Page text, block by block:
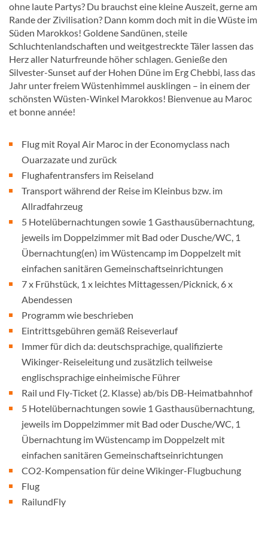
ohne laute Partys? Du brauchst eine kleine Auszeit, gerne am
Rande der Zivilisation? Dann komm doch mit in die Wüste im
Süden Marokkos! Goldene Sandünen, steile
Schluchtenlandschaften und weitgestreckte Täler lassen das
Herz aller Naturfreunde höher schlagen. Genieße den
Silvester-Sunset auf der Hohen Düne im Erg Chebbi, lass das
Jahr unter freiem Wüstenhimmel ausklingen – in einem der
schönsten Wüsten-Winkel Marokkos! Bienvenue au Maroc
et bonne année!
Flug mit Royal Air Maroc in der Economyclass nach
Ouarzazate und zurück
Flughafentransfers im Reiseland
Transport während der Reise im Kleinbus bzw. im
Allradfahrzeug
5 Hotelübernachtungen sowie 1 Gasthausübernachtung,
jeweils im Doppelzimmer mit Bad oder Dusche/WC, 1
Übernachtung(en) im Wüstencamp im Doppelzelt mit
einfachen sanitären Gemeinschaftseinrichtungen
7 x Frühstück, 1 x leichtes Mittagessen/Picknick, 6 x
Abendessen
Programm wie beschrieben
Eintrittsgebühren gemäß Reiseverlauf
Immer für dich da: deutschsprachige, qualifizierte
Wikinger-Reiseleitung und zusätzlich teilweise
englischsprachige einheimische Führer
Rail und Fly-Ticket (2. Klasse) ab/bis DB-Heimatbahnhof
5 Hotelübernachtungen sowie 1 Gasthausübernachtung,
jeweils im Doppelzimmer mit Bad oder Dusche/WC, 1
Übernachtung im Wüstencamp im Doppelzelt mit
einfachen sanitären Gemeinschaftseinrichtungen
CO2-Kompensation für deine Wikinger-Flugbuchung
Flug
RailundFly